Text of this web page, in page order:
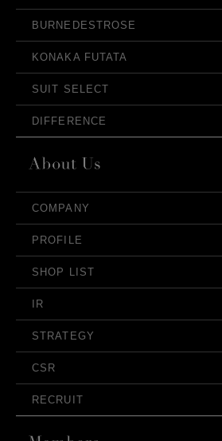
BURNEDESTROSE
KONAKA FUTATA
SUIT SELECT
DIFFERENCE
COMPANY
PROFILE
SHOP LIST
IR
STRATEGY
CSR
RECRUIT